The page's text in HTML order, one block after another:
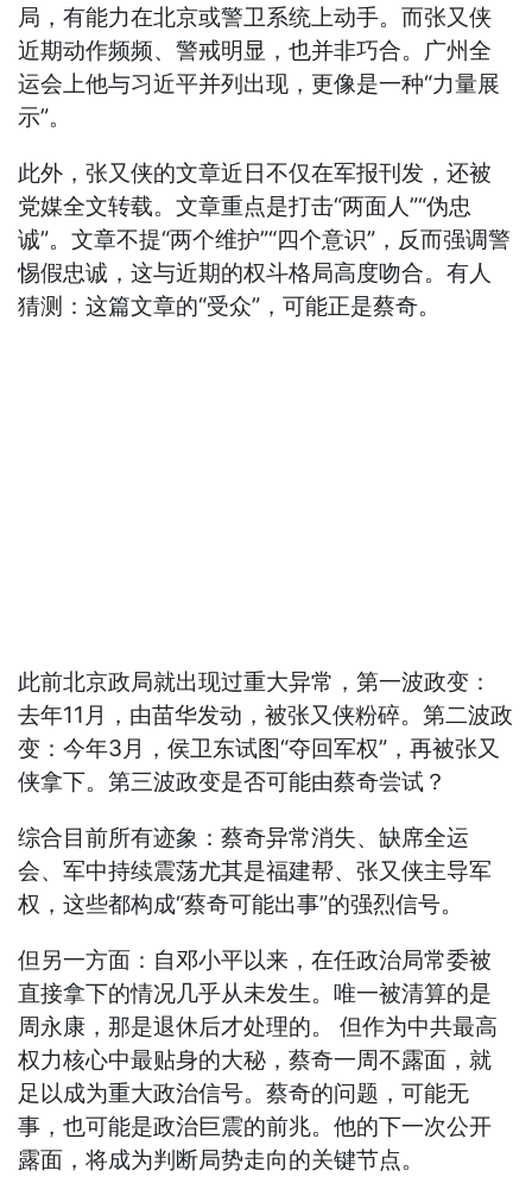
局，有能力在北京或警卫系统上动手。而张又侠
近期动作频频、警戒明显，也并非巧合。广州全
运会上他与习近平并列出现，更像是一种“力量展
示”。
此外，张又侠的文章近日不仅在军报刊发，还被
党媒全文转载。文章重点是打击“两面人”“伪忠
诚”。文章不提“两个维护”“四个意识”，反而强调警
惕假忠诚，这与近期的权斗格局高度吻合。有人
猜测：这篇文章的“受众”，可能正是蔡奇。
此前北京政局就出现过重大异常，第一波政变：
去年11月，由苗华发动，被张又侠粉碎。第二波政
变：今年3月，侯卫东试图“夺回军权”，再被张又
侠拿下。第三波政变是否可能由蔡奇尝试？
综合目前所有迹象：蔡奇异常消失、缺席全运
会、军中持续震荡尤其是福建帮、张又侠主导军
权，这些都构成“蔡奇可能出事”的强烈信号。
但另一方面：自邓小平以来，在任政治局常委被
直接拿下的情况几乎从未发生。唯一被清算的是
周永康，那是退休后才处理的。 但作为中共最高
权力核心中最贴身的大秘，蔡奇一周不露面，就
足以成为重大政治信号。蔡奇的问题，可能无
事，也可能是政治巨震的前兆。他的下一次公开
露面，将成为判断局势走向的关键节点。